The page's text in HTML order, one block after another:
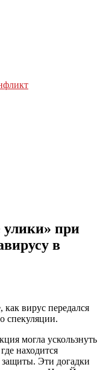
при
в
вирус передался
спекуляции.
могла ускользнуть
находится
защиты. Эти догадки